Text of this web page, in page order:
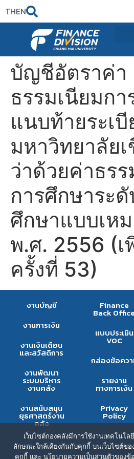
THEN
บัญชีอัตราค่า
ธรรมเนียมกา
แนบท้ายระเบี
มหาวิทยาลัย
ว่าด้วยค่าธรร
การศึกษาระ
ศึกษาแบบเห
พ.ศ. 2556 (เ
ครั้งที่ 53)
งานบัญชี
งานการเงิน
งานเงินเดือน
และสวัสดิการ
งานพัฒนา
ระบบบริหาร
งานคลัง
งานสนับสนุน
ยุธศาสตร์งาน
คลัง
Finance
Back Office
แบบประเมิน
VOC
กล่องข้อคว
รายงาน
ทางการเงิน
Privacy
Policy
เว็บไซต์กองคลังมีการใช้งานเทคโนโ
ลักษณะใกล้เคียงกันกับคุกกี้ บนเว็บไซต์ขอ
คุกกี้ และ นโยบายความเป็นส่วนตัวของข้